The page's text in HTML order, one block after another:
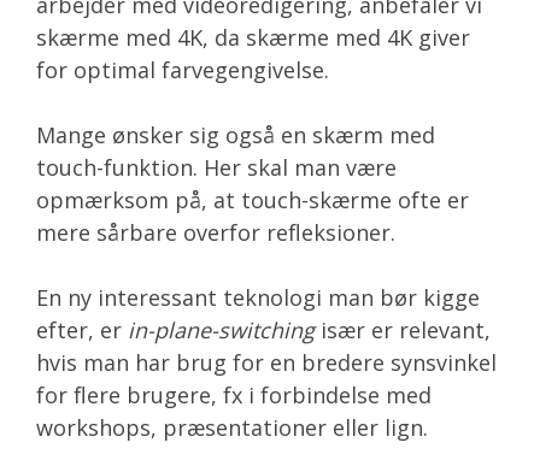
skærme med 4K, da skærme med 4K giver
for optimal farvegengivelse.
Mange ønsker sig også en skærm med
touch-funktion. Her skal man være
opmærksom på, at touch-skærme ofte er
mere sårbare overfor refleksioner.
En ny interessant teknologi man bør kigge
efter, er in-plane-switchingisær er relevant,
hvis man har brug for en bredere synsvinkel
for flere brugere, fx i forbindelse med
workshops, præsentationer eller lign.